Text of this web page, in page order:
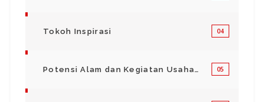
Tokoh Inspirasi 04
Potensi Alam dan Kegiatan Usaha Kecil Menegah 05